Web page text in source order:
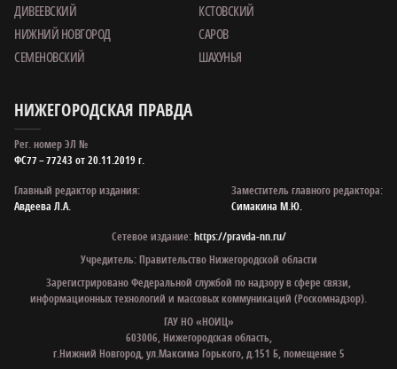
ДИВЕЕВСКИЙ
КСТОВСКИЙ
НИЖНИЙ НОВГОРОД
САРОВ
СЕМЕНОВСКИЙ
ШАХУНЬЯ
НИЖЕГОРОДСКАЯ ПРАВДА
Рег. номер ЭЛ №
ФС77 – 77243 от 20.11.2019 г.
Главный редактор издания:
Авдеева Л.А.
Заместитель главного редактора:
Симакина М.Ю.
Сетевое издание:https://pravda-nn.ru/
Учредитель: Правительство Нижегородской области
Зарегистрировано Федеральной службой по надзору в сфере связи,
информационных технологий и массовых коммуникаций (Роскомнадзор).
ГАУ НО «НОИЦ»
603006, Нижегородская область,
г.Нижний Новгород, ул.Максима Горького, д.151 Б, помещение 5